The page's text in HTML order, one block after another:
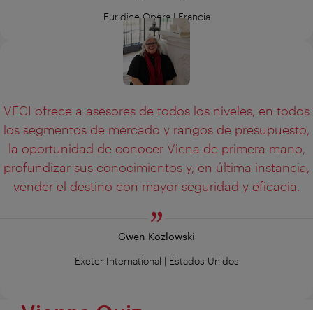
Euridice Opèra | Francia
VECI ofrece a asesores de todos los niveles, en todos
los segmentos de mercado y rangos de presupuesto,
la oportunidad de conocer Viena de primera mano,
profundizar sus conocimientos y, en última instancia,
vender el destino con mayor seguridad y eficacia.
Gwen Kozlowski
Exeter International | Estados Unidos